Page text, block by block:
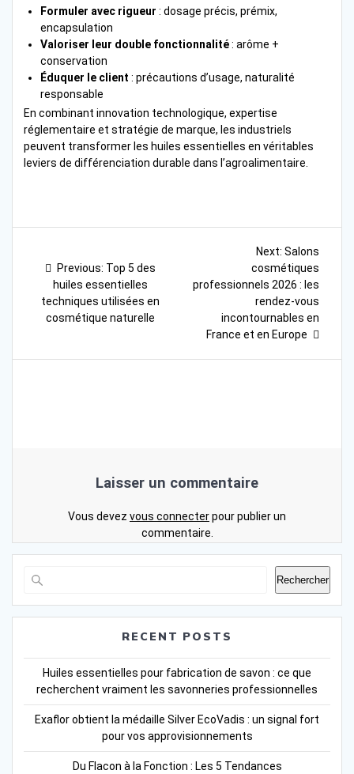
Formuler avec rigueur : dosage précis, prémix,
encapsulation
Valoriser leur double fonctionnalité: arôme +
conservation
Éduquer le client : précautions d’usage, naturalité
responsable
En combinant innovation technologique, expertise
réglementaire et stratégie de marque, les industriels
peuvent transformer les huiles essentielles en véritables
leviers de différenciation durable dans l’agroalimentaire.
l’article
Previous: Previous
post:
Top 5 des
huiles essentielles
techniques utilisées en
cosmétique naturelle
Next: Next
post:
Salons
cosmétiques
professionnels 2026 : les
rendez-vous
incontournables en
France et en Europe
Laisser un commentaire
Vous devez vous connecterpour publier un
commentaire.
Rechercher
RECENT POSTS
Huiles essentielles pour fabrication de savon : ce que
recherchent vraiment les savonneries professionnelles
Exaflor obtient la médaille Silver EcoVadis : un signal fort
pour vos approvisionnements
Du Flacon à la Fonction : Les 5 Tendances